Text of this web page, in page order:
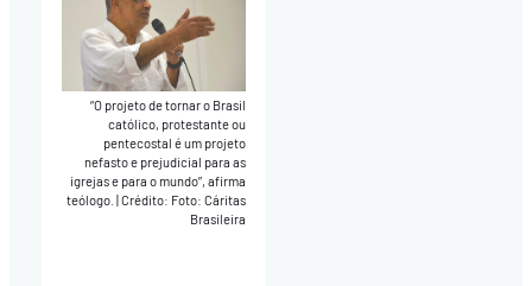
“O projeto de tornar o Brasil
católico, protestante ou
pentecostal é um projeto
nefasto e prejudicial para as
igrejas e para o mundo”, afirma
teólogo.|Crédito: Foto: Cáritas
Brasileira